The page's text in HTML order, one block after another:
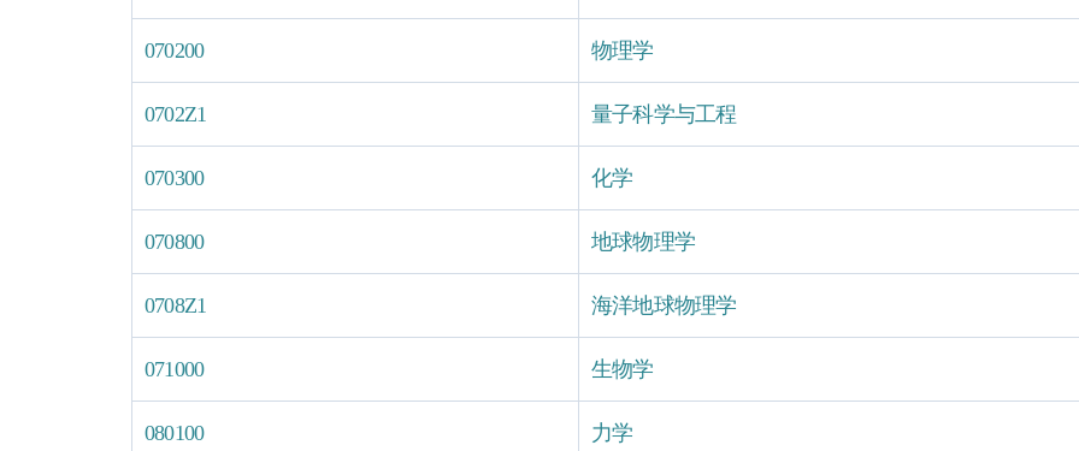
070200 物理学
0702Z1 量子科学与工程
070300 化学
070800 地球物理学
0708Z1 海洋地球物理学
071000 生物学
080100 力学